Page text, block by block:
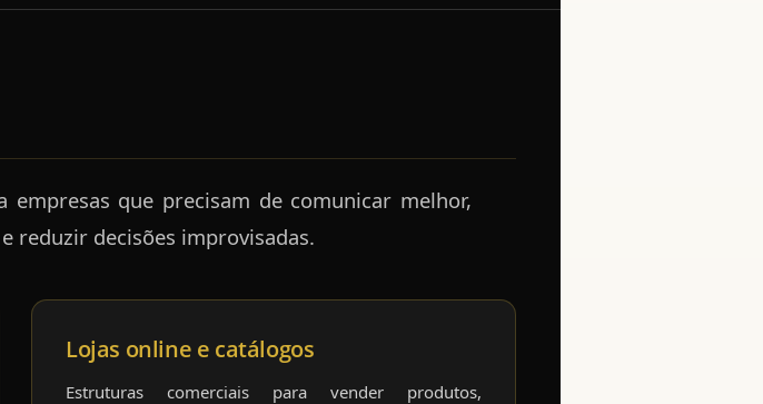
que precisam de comunicar melhor,
reduzir decisões improvisadas.
Lojas online e catálogos
Estruturas comerciais para vender produtos,